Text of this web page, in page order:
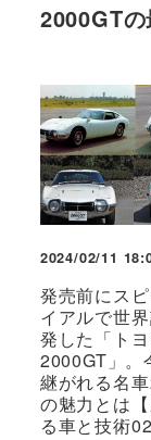
2000GT
2024/02/11
発売前にス
イアルで世
発した「ト
2000GT」。
継がれる名
の魅力とは
る車と技術